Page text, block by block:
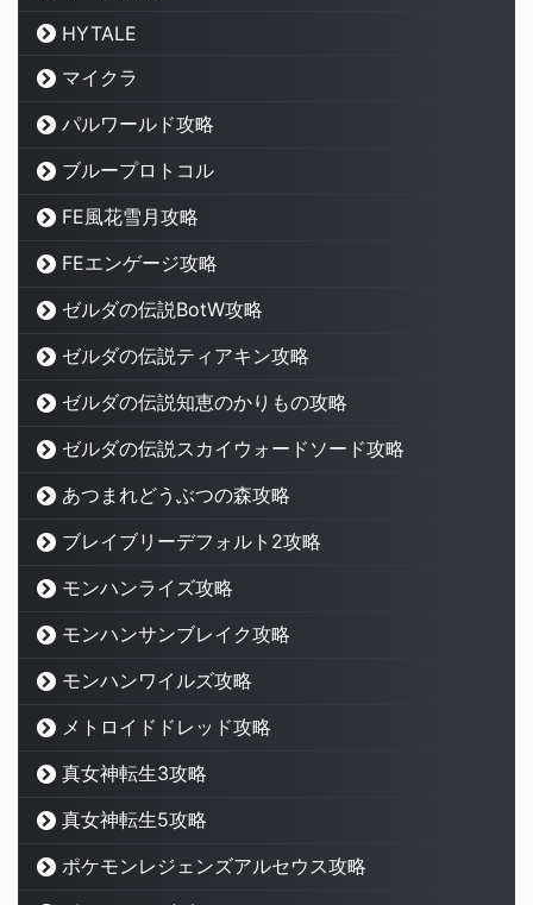
HYTALE
マイクラ
パルワールド攻略
ブループロトコル
FE風花雪月攻略
FEエンゲージ攻略
ゼルダの伝説BotW攻略
ゼルダの伝説ティアキン攻略
ゼルダの伝説知恵のかりもの攻略
ゼルダの伝説スカイウォードソード攻略
あつまれどうぶつの森攻略
ブレイブリーデフォルト2攻略
モンハンライズ攻略
モンハンサンブレイク攻略
モンハンワイルズ攻略
メトロイドドレッド攻略
真女神転生3攻略
真女神転生5攻略
ポケモンレジェンズアルセウス攻略